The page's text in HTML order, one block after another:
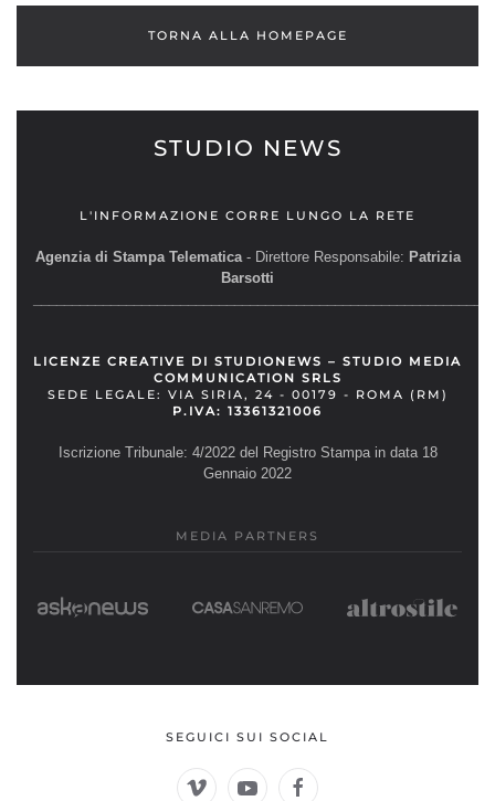
TORNA ALLA HOMEPAGE
STUDIO NEWS
L'INFORMAZIONE CORRE LUNGO LA RETE
Agenzia di Stampa Telematica- Direttore Responsabile: Patrizia
Barsotti
LICENZE CREATIVE DI STUDIONEWS – STUDIO MEDIA
COMMUNICATION SRLS
SEDE LEGALE: VIA SIRIA, 24 - 00179 - ROMA (RM)
P.IVA: 13361321006
Iscrizione Tribunale: 4/2022 del Registro Stampa in data 18
Gennaio 2022
MEDIA PARTNERS
SEGUICI SUI SOCIAL